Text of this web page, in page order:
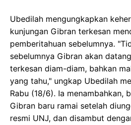
Ubedilah mengungkapkan
kunjungan Gibran terkesan
pemberitahuan sebelumnya.
sebelumnya Gibran akan
terkesan diam-diam, bahkan
yang tahu," ungkap Ubedilah
Rabu (18/6). Ia menambahkan,
Gibran baru ramai setelah
resmi UNJ, dan disambut